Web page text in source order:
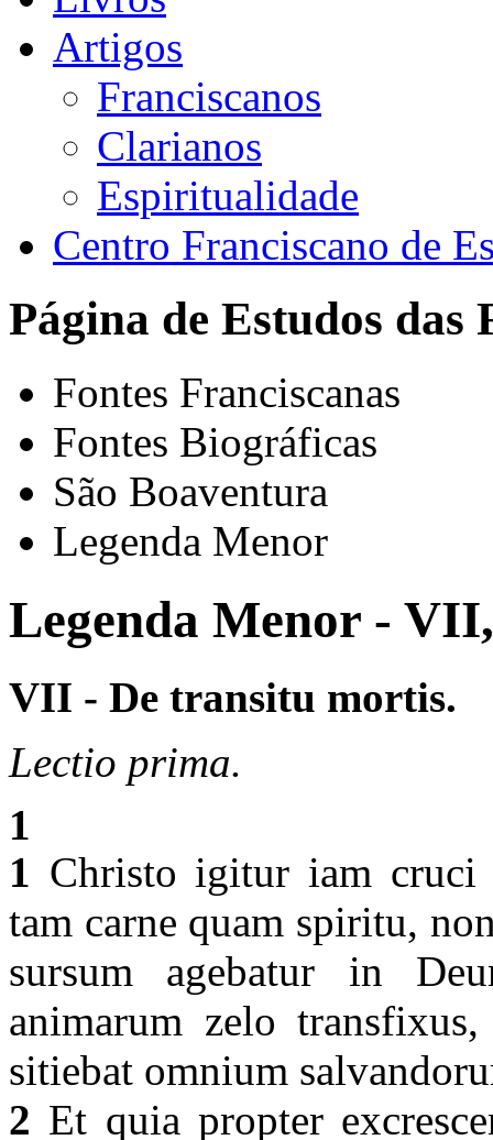
Artigos
Franciscanos
Clarianos
Espiritualidade
Centro Franciscano de
Página de Estudos das
Fontes Franciscanas
Fontes Biográficas
São Boaventura
Legenda Menor
Legenda Menor -
VII - De transitu mortis.
Lectio prima.
1
1 Christo igitur iam
tam carne quam spiritu,
sursum agebatur in
animarum zelo
sitiebat omnium
2 Et quia propter